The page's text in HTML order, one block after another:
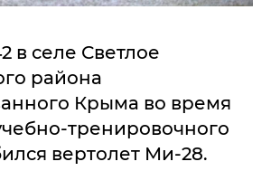
в селе Светлое
района
Крыма во время
тренировочного
вертолет Ми-28.